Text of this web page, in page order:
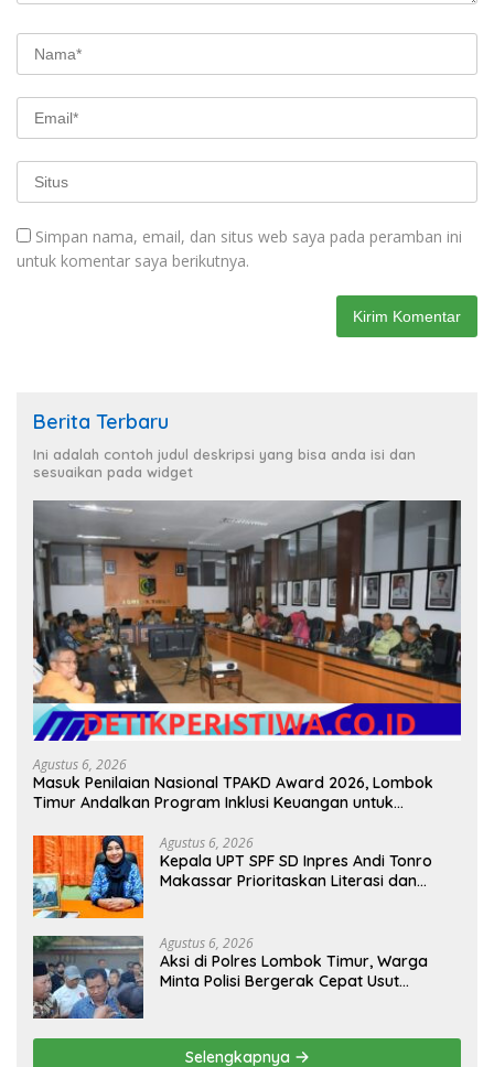
Simpan nama, email, dan situs web saya pada peramban ini
untuk komentar saya berikutnya.
Berita Terbaru
Ini adalah contoh judul deskripsi yang bisa anda isi dan
sesuaikan pada widget
Agustus 6, 2026
Masuk Penilaian Nasional TPAKD Award 2026, Lombok
Timur Andalkan Program Inklusi Keuangan untuk
Agustus 6, 2026
Kepala UPT SPF SD Inpres Andi Tonro
Makassar Prioritaskan Literasi dan
Agustus 6, 2026
Aksi di Polres Lombok Timur, Warga
Minta Polisi Bergerak Cepat Usut
Selengkapnya